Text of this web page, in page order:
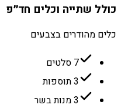
כולל שתייה וכלים חד״פ
כלים מהודרים בצבעים
7 סלטים
3 תוספות
3 מנות בשר